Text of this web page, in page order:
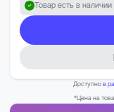
Товар есть в наличии
Доступнов
*Цена на